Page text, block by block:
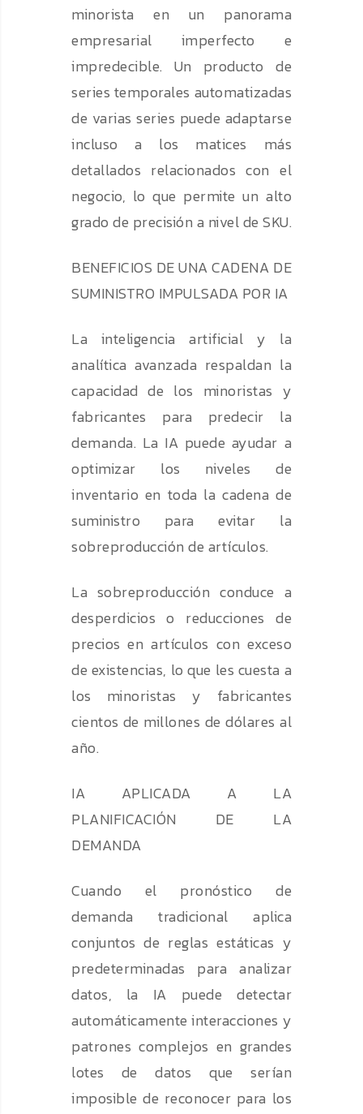
minorista en un panorama
empresarial imperfecto e
impredecible. Un producto de
series temporales automatizadas
de varias series puede adaptarse
incluso a los matices más
detallados relacionados con el
negocio, lo que permite un alto
grado de precisión a nivel de SKU.
BENEFICIOS DE UNA CADENA DE
SUMINISTRO IMPULSADA POR IA
La inteligencia artificial y la
analítica avanzada respaldan la
capacidad de los minoristas y
fabricantes para predecir la
demanda. La IA puede ayudar a
optimizar los niveles de
inventario en toda la cadena de
suministro para evitar la
sobreproducción de artículos.
La sobreproducción conduce a
desperdicios o reducciones de
precios en artículos con exceso
de existencias, lo que les cuesta a
los minoristas y fabricantes
cientos de millones de dólares al
año.
IA APLICADA A LA
PLANIFICACIÓN DE LA
DEMANDA
Cuando el pronóstico de
demanda tradicional aplica
conjuntos de reglas estáticas y
predeterminadas para analizar
datos, la IA puede detectar
automáticamente interacciones y
patrones complejos en grandes
lotes de datos que serían
imposible de reconocer para los